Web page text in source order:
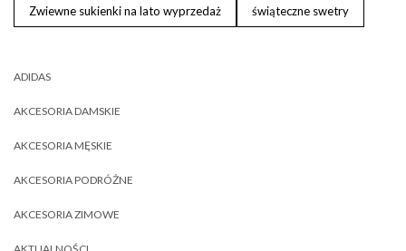
Zwiewne sukienki na lato wyprzedaż świąteczne swetry
ADIDAS
AKCESORIA DAMSKIE
AKCESORIA MĘSKIE
AKCESORIA PODRÓŻNE
AKCESORIA ZIMOWE